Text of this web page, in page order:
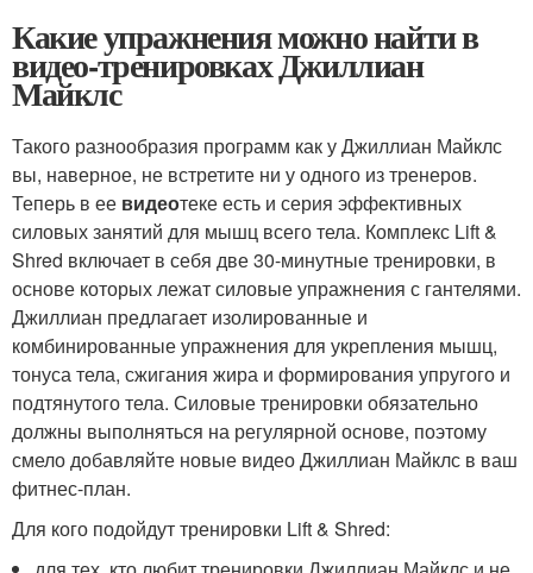
Какие упражнения можно найти в
видео-тренировках Джиллиан
Майклс
Такого разнообразия программ как у Джиллиан Майклс
вы, наверное, не встретите ни у одного из тренеров.
Теперь в ее видеотеке есть и серия эффективных
силовых занятий для мышц всего тела. Комплекс Lift &
Shred включает в себя две 30-минутные тренировки, в
основе которых лежат силовые упражнения с гантелями.
Джиллиан предлагает изолированные и
комбинированные упражнения для укрепления мышц,
тонуса тела, сжигания жира и формирования упругого и
подтянутого тела. Силовые тренировки обязательно
должны выполняться на регулярной основе, поэтому
смело добавляйте новые видео Джиллиан Майклс в ваш
фитнес-план.
Для кого подойдут тренировки Lift & Shred: